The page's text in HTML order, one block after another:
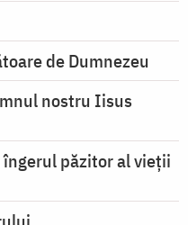
de Dumnezeu
nostru Iisus
păzitor al vieții